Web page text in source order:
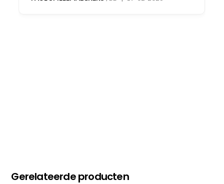
Gerelateerde producten